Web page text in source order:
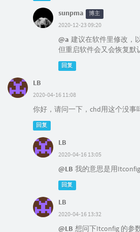
sunpma 博主
2020-12-23 09:20
@a 建议在软件里修改，
但重启软件会又会恢复默
回复
LB
2020-04-16 11:08
你好，请问一下，chd用这个没事
回复
LB
2020-04-16 13:05
@LB 我的意思是用
回复
LB
2020-04-16 13:32
@LB 想问下Itconfig 的参